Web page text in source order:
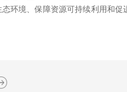
环境、保障资源可持续利用和促